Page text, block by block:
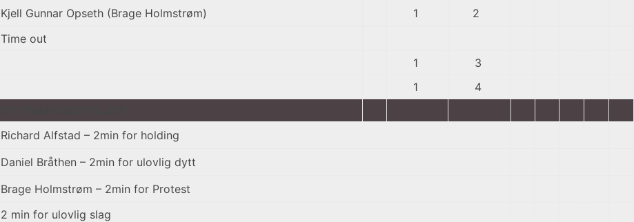
Kjell Gunnar Opseth (Brage Holmstrøm) 1
2
Time out
1
3
1
4
Richard Alfstad – 2min for holding
Daniel Bråthen – 2min for ulovlig dytt
Brage Holmstrøm – 2min for Protest
2 min for ulovlig slag